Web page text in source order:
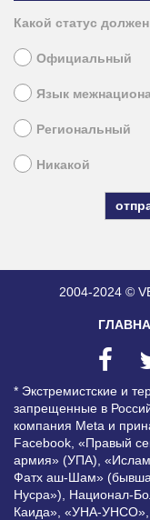
Какой статус
Официальный
Язык
Региональный
Никакой
2004-2024 ©
* Экстремистские и
запрещенные в
компания Meta и
Facebook, «Правый
армия» (УПА),
Фатх аш-Шам»
Нусра»), Национал-
Каида», «УНА-УНСО»,